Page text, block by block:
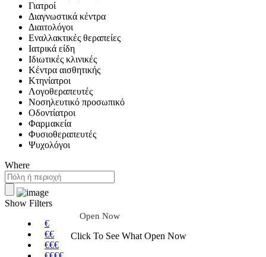
Γιατροί
Διαγνωστικά κέντρα
Διαιτολόγοι
Εναλλακτικές θεραπείες
Ιατρικά είδη
Ιδιωτικές κλινικές
Κέντρα αισθητικής
Κτηνίατροι
Λογοθεραπευτές
Νοσηλευτικό προσωπικό
Οδοντίατροι
Φαρμακεία
Φυσιοθεραπευτές
Ψυχολόγοι
Where
Show Filters
€
€€
€€€
Open Now
Click To See What Open Now